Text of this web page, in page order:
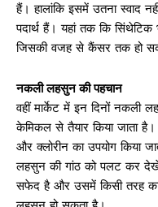
हैं। हालांकि इसमें उतना स्वाद
पदार्थ हैं। यहां तक कि सिंथेटिक
जिसकी वजह से कैंसर तक हो
नकली लहसुन की पहचान
वहीं मार्केट में इन दिनों नकली
केमिकल से तैयार किया जाता
और क्लोरीन का उपयोग किया
लहसुन की गांठ को पलट कर
सफेद है और उसमें किसी तरह का